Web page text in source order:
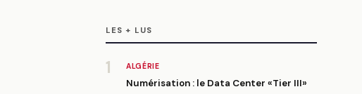
LES + LUS
1 ALGÉRIE
Numérisation : le Data Center «Tier III»